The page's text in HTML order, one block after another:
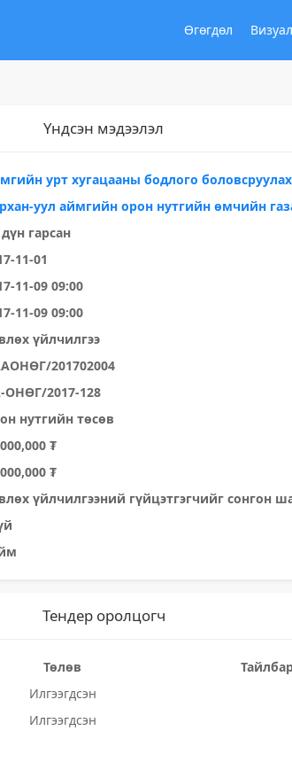
Өгөгдөл
Үндсэн мэдээлэл
урт хугацааны бодлого
уул аймгийн орон нутгийн өмчийн
гарсан
11-01
11-09 09:00
11-09 09:00
үйлчилгээ
201702004
ОНӨГ/2017-128
нутгийн төсөв
₮
₮
үйлчилгээний гүйцэтгэгчийг сонгон
Тендер оролцогч
Төлөв
Илгээгдсэн
Илгээгдсэн